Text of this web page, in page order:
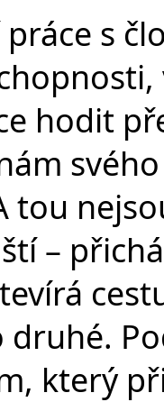
s
hodit
tou
–
který